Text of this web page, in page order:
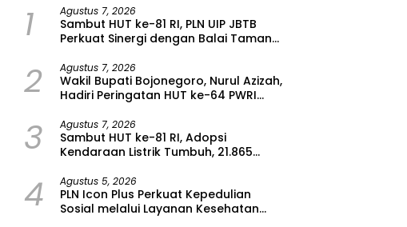
1 Agustus 7, 2026
Sambut HUT ke-81 RI, PLN UIP JBTB
Perkuat Sinergi dengan Balai Taman
Rencana Proyek SUTET 500 kV Paiton–
Watudodol/Kalipuro
2 Agustus 7, 2026
Wakil Bupati Bojonegoro, Nurul Azizah,
Hadiri Peringatan HUT ke-64 PWRI
3 Agustus 7, 2026
Sambut HUT ke-81 RI, Adopsi
Kendaraan Listrik Tumbuh, 21.865
Charging Services PLN pada Semester
I 2026
4 Agustus 5, 2026
PLN Icon Plus Perkuat Kepedulian
Sosial melalui Layanan Kesehatan